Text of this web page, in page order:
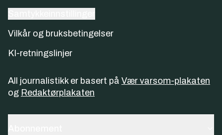
Vilkår og bruksbetingelser
KI-retningslinjer
All journalistikk er basert på Vær varsom-plakaten
og Redaktørplakaten